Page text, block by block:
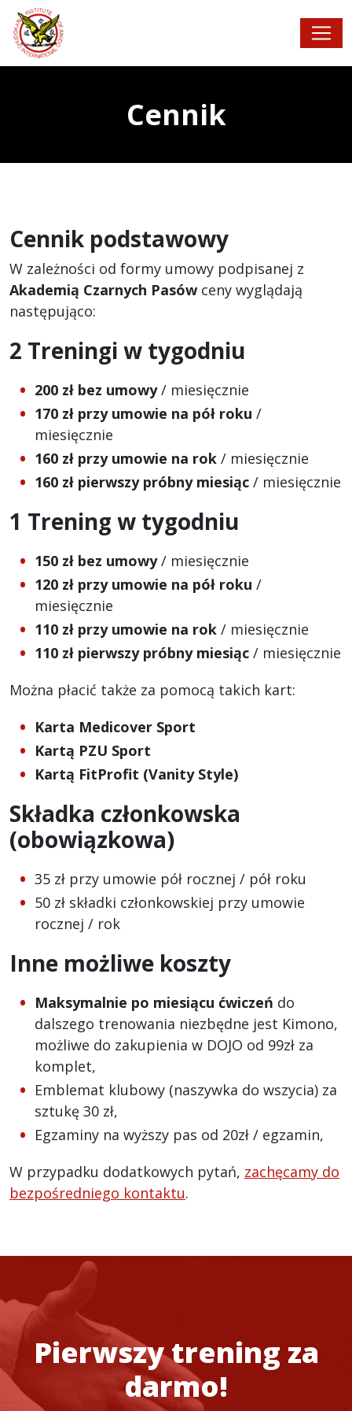
Cennik
Cennik podstawowy
W zależności od formy umowy podpisanej z
Akademią Czarnych Pasów ceny wyglądają
następująco:
2 Treningi w tygodniu
200 zł bez umowy/ miesięcznie
170 zł przy umowie na pół roku /
miesięcznie
160 zł przy umowie na rok / miesięcznie
160 zł pierwszy próbny miesiąc / miesięcznie
1 Trening w tygodniu
150 zł bez umowy/ miesięcznie
120 zł przy umowie na pół roku /
miesięcznie
110 zł przy umowie na rok / miesięcznie
110 zł pierwszy próbny miesiąc / miesięcznie
Można płacić także za pomocą takich kart:
Karta Medicover Sport
Kartą PZU Sport
Kartą FitProfit (Vanity Style)
Składka członkowska
(obowiązkowa)
35 zł przy umowie pół rocznej / pół roku
50 zł składki członkowskiej przy umowie
rocznej / rok
Inne możliwe koszty
Maksymalnie po miesiącu ćwiczeń do
dalszego trenowania niezbędne jest Kimono,
możliwe do zakupienia w DOJO od 99zł za
komplet,
Emblemat klubowy (naszywka do wszycia) za
sztukę 30 zł,
Egzaminy na wyższy pas od 20zł / egzamin,
W przypadku dodatkowych pytań, zachęcamy do
bezpośredniego kontaktu.
Pierwszy trening za
darmo!